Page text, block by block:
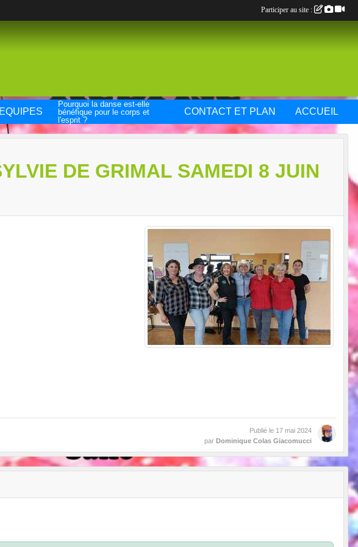
Pourquoi la danse est-elle
bénéfique pour le corps et
l'esprit ?
CONTACT ET PLAN ACCUEIL
DE GRIMAL SAMEDI 8 JUIN
Publié le 17 mai 2024
par Dominique Colas Giacomucci
Participer au site :